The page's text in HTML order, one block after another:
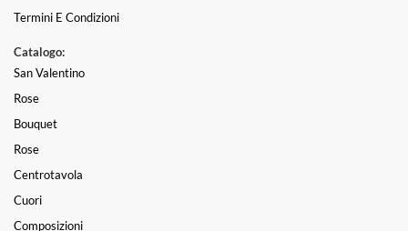
Termini E Condizioni
Catalogo:
San Valentino
Rose
Bouquet
Rose
Centrotavola
Cuori
Composizioni